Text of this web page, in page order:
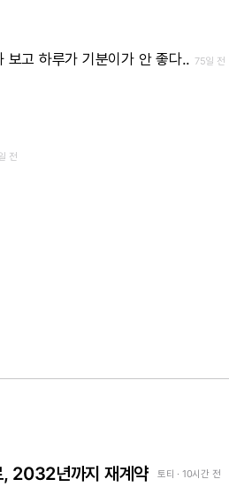
보고 하루가 기분이가 안 좋다.. 75일 전
전
2032년까지 재계약 토티 · 10시간 전